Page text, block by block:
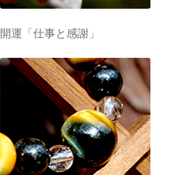
開運「仕事と感謝」